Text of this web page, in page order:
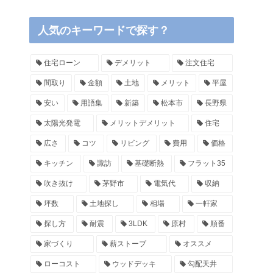
人気のキーワードで探す？
住宅ローン デメリット 注文住宅
間取り 金額 土地 メリット 平屋
安い 用語集 新築 松本市 長野県
太陽光発電 メリットデメリット 住宅
広さ コツ リビング 費用 価格
キッチン 諏訪 基礎断熱 フラット35
吹き抜け 茅野市 電気代 収納
坪数 土地探し 相場 一軒家
探し方 耐震 3LDK 原村 順番
家づくり 薪ストーブ オススメ
ローコスト ウッドデッキ 勾配天井